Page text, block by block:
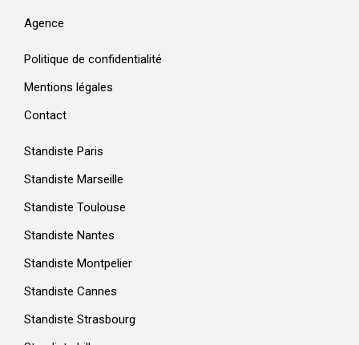
Agence
Politique de confidentialité
Mentions légales
Contact
Standiste Paris
Standiste Marseille
Standiste Toulouse
Standiste Nantes
Standiste Montpelier
Standiste Cannes
Standiste Strasbourg